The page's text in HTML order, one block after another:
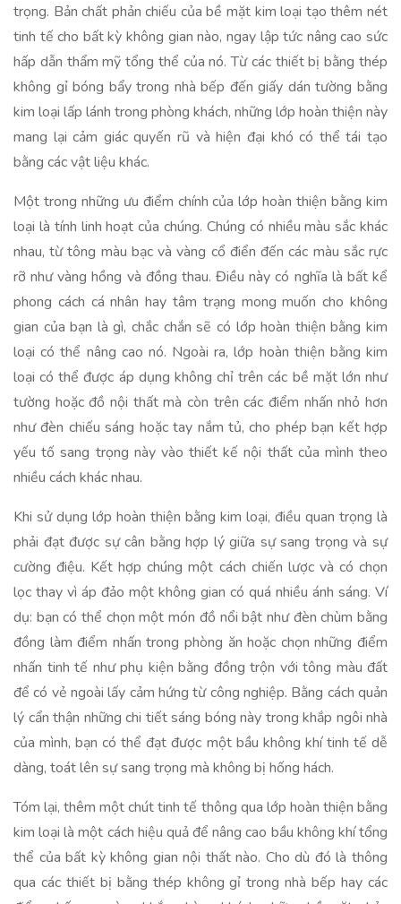
trọng. Bản chất phản chiếu của bề mặt kim loại tạo thêm nét
tinh tế cho bất kỳ không gian nào, ngay lập tức nâng cao sức
hấp dẫn thẩm mỹ tổng thể của nó. Từ các thiết bị bằng thép
không gỉ bóng bẩy trong nhà bếp đến giấy dán tường bằng
kim loại lấp lánh trong phòng khách, những lớp hoàn thiện này
mang lại cảm giác quyến rũ và hiện đại khó có thể tái tạo
bằng các vật liệu khác.
Một trong những ưu điểm chính của lớp hoàn thiện bằng kim
loại là tính linh hoạt của chúng. Chúng có nhiều màu sắc khác
nhau, từ tông màu bạc và vàng cổ điển đến các màu sắc rực
rỡ như vàng hồng và đồng thau. Điều này có nghĩa là bất kể
phong cách cá nhân hay tâm trạng mong muốn cho không
gian của bạn là gì, chắc chắn sẽ có lớp hoàn thiện bằng kim
loại có thể nâng cao nó. Ngoài ra, lớp hoàn thiện bằng kim
loại có thể được áp dụng không chỉ trên các bề mặt lớn như
tường hoặc đồ nội thất mà còn trên các điểm nhấn nhỏ hơn
như đèn chiếu sáng hoặc tay nắm tủ, cho phép bạn kết hợp
yếu tố sang trọng này vào thiết kế nội thất của mình theo
nhiều cách khác nhau.
Khi sử dụng lớp hoàn thiện bằng kim loại, điều quan trọng là
phải đạt được sự cân bằng hợp lý giữa sự sang trọng và sự
cường điệu. Kết hợp chúng một cách chiến lược và có chọn
lọc thay vì áp đảo một không gian có quá nhiều ánh sáng. Ví
dụ: bạn có thể chọn một món đồ nổi bật như đèn chùm bằng
đồng làm điểm nhấn trong phòng ăn hoặc chọn những điểm
nhấn tinh tế như phụ kiện bằng đồng trộn với tông màu đất
để có vẻ ngoài lấy cảm hứng từ công nghiệp. Bằng cách quản
lý cẩn thận những chi tiết sáng bóng này trong khắp ngôi nhà
của mình, bạn có thể đạt được một bầu không khí tinh tế dễ
dàng, toát lên sự sang trọng mà không bị hống hách.
Tóm lại, thêm một chút tinh tế thông qua lớp hoàn thiện bằng
kim loại là một cách hiệu quả để nâng cao bầu không khí tổng
thể của bất kỳ không gian nội thất nào. Cho dù đó là thông
qua các thiết bị bằng thép không gỉ trong nhà bếp hay các